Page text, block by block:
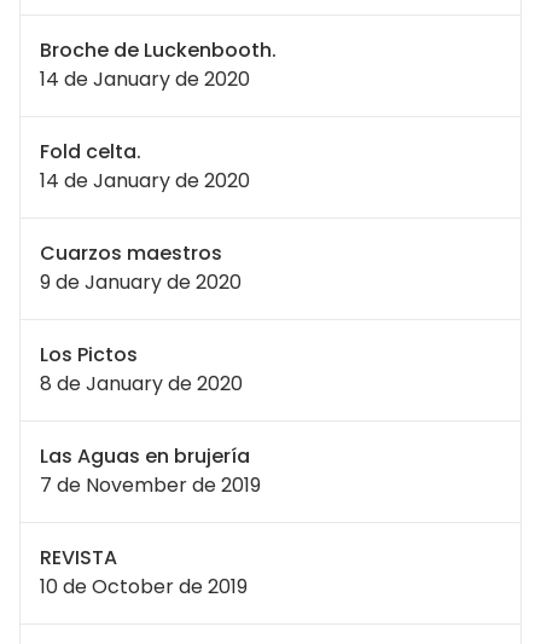
Broche de Luckenbooth.
14 de January de 2020
Fold celta.
14 de January de 2020
Cuarzos maestros
9 de January de 2020
Los Pictos
8 de January de 2020
Las Aguas en brujería
7 de November de 2019
REVISTA
10 de October de 2019